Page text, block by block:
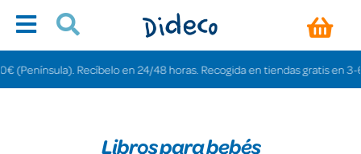
en 24/48 horas. Recogida en tiendas gratis en 3-6 días.
Libros para bebés